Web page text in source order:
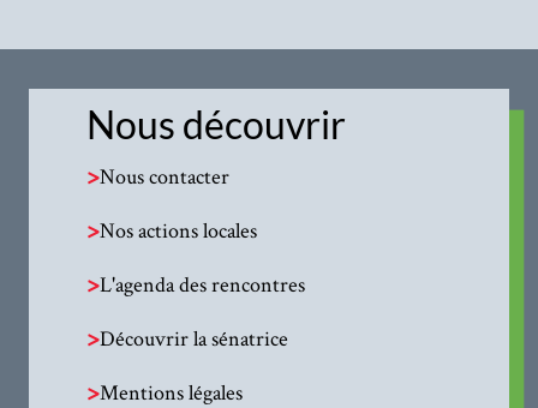
Nous découvrir
>Nous contacter
>Nos actions locales
>L'agenda des rencontres
>Découvrir la sénatrice
>Mentions légales